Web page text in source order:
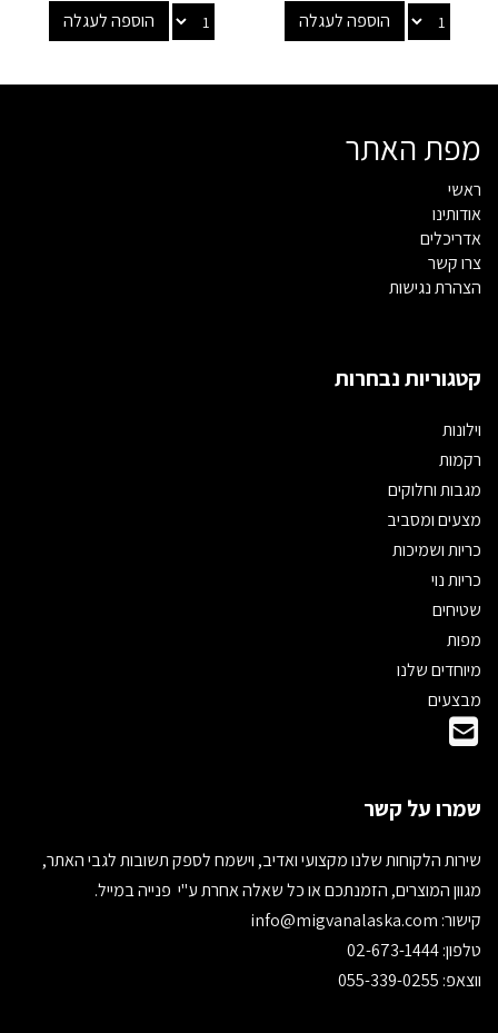
הוספה לעגלה
הוספה לעגלה
מפת האתר
ראשי
אודותינו
אדריכלים
צרו קשר
הצהרת נגישות
קטגוריות נבחרות
וילונות
רקמות
מגבות וחלוקים
מצעים ומסביב
כריות ושמיכות
כריות נוי
שטיחים
מפות
מיוחדים שלנו
מבצעים
שמרו על קשר
שירות הלקוחות שלנו מקצועי ואדיב, וישמח לספק תשובות לגבי האתר,
מגוון המוצרים, הזמנתכם או כל שאלה אחרת ע"י פנייה במייל.
קישור:
טלפון: 02-673-1444
ווצאפ: 055-339-0255